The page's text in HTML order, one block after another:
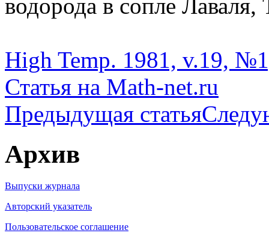
водорода в сопле
High Temp. 1981, v.19,
Статья на Math-net.ru
Предыдущая статья
Архив
Выпуски журнала
Авторский указатель
Пользовательское соглашение